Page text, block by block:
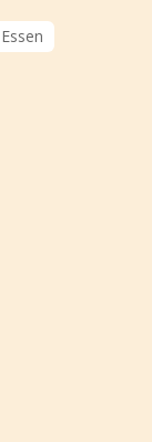
Essen